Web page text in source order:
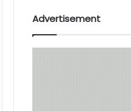
Advertisement